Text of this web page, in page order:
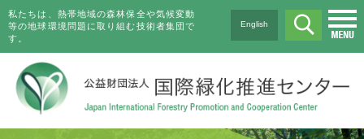
私たちは、熱帯地域の森林保全や気候変動
等の地球環境問題に取り組む技術者集団で
す。
English